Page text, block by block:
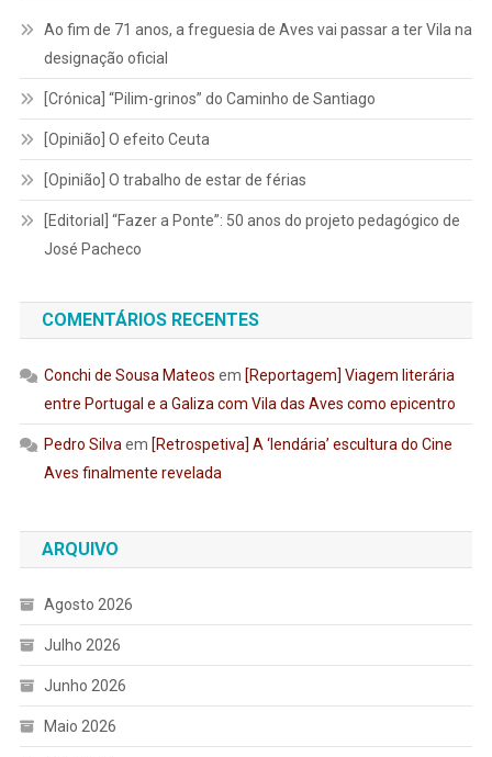
Ao fim de 71 anos, a freguesia de Aves vai passar a ter Vila na
designação oficial
[Crónica] “Pilim-grinos” do Caminho de Santiago
[Opinião] O efeito Ceuta
[Opinião] O trabalho de estar de férias
[Editorial] “Fazer a Ponte”: 50 anos do projeto pedagógico de
José Pacheco
COMENTÁRIOS RECENTES
Conchi de Sousa Mateos em [Reportagem] Viagem literária
entre Portugal e a Galiza com Vila das Aves como epicentro
Pedro Silvaem [Retrospetiva] A ‘lendária’ escultura do Cine
Aves finalmente revelada
ARQUIVO
Agosto 2026
Julho 2026
Junho 2026
Maio 2026